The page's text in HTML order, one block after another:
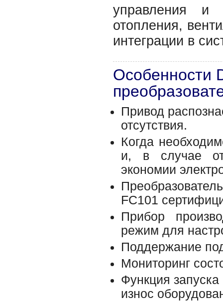
управления и
отопления,
интеграции в
Особенности
Привод
отсутствия.
Когда
и, в случае
экономии
FC101
Прибор
режим для
Поддержание
Мониторинг
Функция
износ